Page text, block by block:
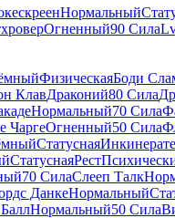
Нормальный
Огненный90 Сила
ФизическаяБоди
КлавДраконий80 Сила
Нормальный70 Сила
ЧаргеОгненный50 Сила
СтатуснаяИнкинерате
СтатуснаяРест
70 СилаСлееп Талк
ДанкеНормальный
Нормальный50 Сила